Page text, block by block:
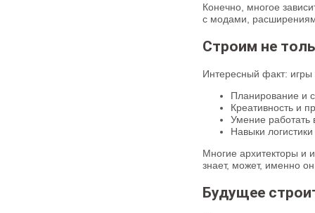
Конечно, многое
с модами,
Строим не
Интересный факт: игры
Планирование и
Креативность и
Умение работать
Навыки
Многие архитекторы и
знает, может, именно
Будущее